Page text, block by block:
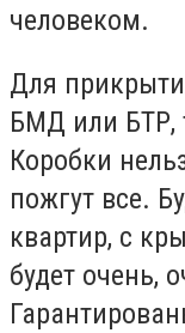
человеком.
Для
БМД или БТР,
Коробки
пожгут все.
квартир, с
будет очень,